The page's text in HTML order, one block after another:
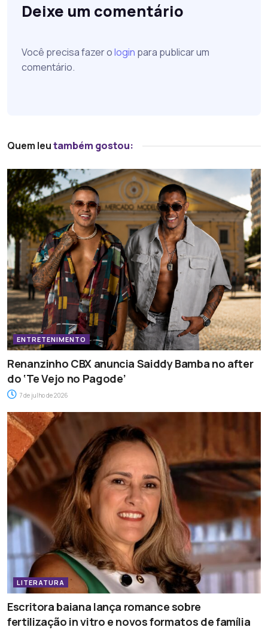
Deixe um comentário
Você precisa fazer ologin para publicar um
comentário.
Quem leutambém gostou:
ENTRETENIMENTO
Renanzinho CBX anuncia Saiddy Bamba no after
do ‘Te Vejo no Pagode’
7 de julho de 2026
LITERATURA
Escritora baiana lança romance sobre
fertilização in vitro e novos formatos de família